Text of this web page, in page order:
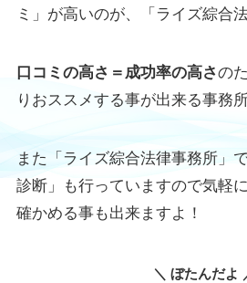
ミ」が高いのが、「ライズ綜合
口コミの高さ＝成功率の高さの
りおススメする事が出来る事務所
また「ライズ綜合法律事務所」
診断」も行っていますので気軽
確かめる事も出来ますよ！
＼ ぼたんだよ